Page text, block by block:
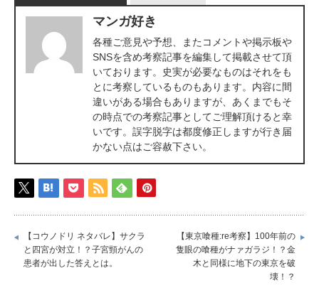
マンガ好き
各種ご意見や予想、またコメントや掲示板や
SNSを含め考察記事を編集して掲載させて頂
いております。史実が必要なものはそれをも
とに考察しているものもあります。内容に間
違いがある場合もありますが、あくまでもそ
の時点での考察記事としてご理解頂けると幸
いです。誤字脱字は都度修正しますが行き届
かない点はご容赦下さい。
【コウノドリ ネタバレ】サクラ
と四宮が対立！？子宮頸がんの
患者が出した答えとは。
【東京喰種:re考察】100年前の
隻眼の喰種がナァガラジ！？金
木と同様に地下の東京を破
壊！？